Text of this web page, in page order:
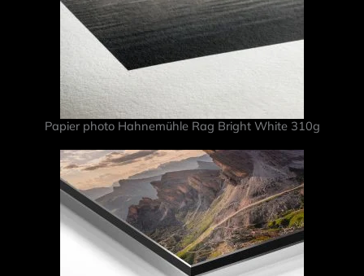
Papier photo Hahnemühle Rag Bright White 310g